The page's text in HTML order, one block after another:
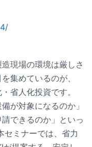
現場の環境は厳しさ
集めているのが、
省人化投資です。
が対象になるのか」
できるのか」といっ
セミナーでは、省力